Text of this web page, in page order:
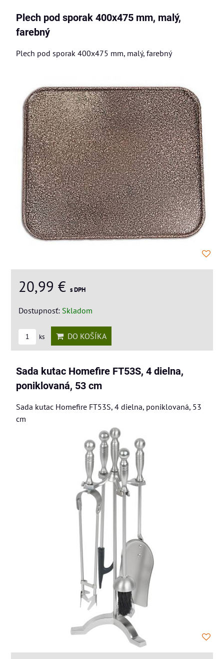
Plech pod sporak 400x475 mm, malý,
farebný
Plech pod sporak 400x475 mm, malý, farebný
20,99 € s DPH
Dostupnosť: Skladom
ks DO KOŠÍKA
Sada kutac Homefire FT53S, 4 dielna,
poniklovaná, 53 cm
Sada kutac Homefire FT53S, 4 dielna, poniklovaná, 53
cm